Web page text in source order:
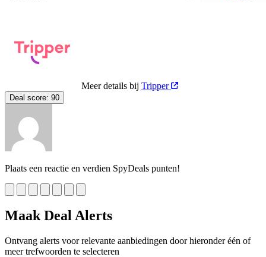
Meer details bij Tripper
Deal score: 90
Plaats een reactie en verdien SpyDeals punten!
Maak Deal Alerts
Ontvang alerts voor relevante aanbiedingen door hieronder één of
meer trefwoorden te selecteren